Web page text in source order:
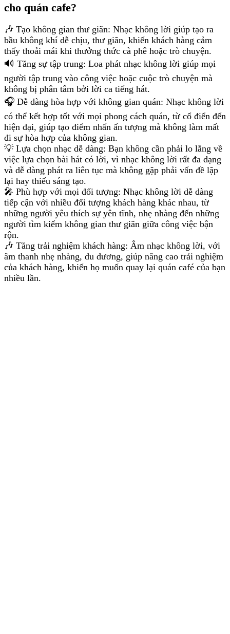
cho quán cafe?
🎶 Tạo không gian thư giãn: Nhạc không lời giúp tạo ra
bầu không khí dễ chịu, thư giãn, khiến khách hàng cảm
thấy thoải mái khi thưởng thức cà phê hoặc trò chuyện.
🔊 Tăng sự tập trung: Loa phát nhạc không lời giúp mọi
người tập trung vào công việc hoặc cuộc trò chuyện mà
không bị phân tâm bởi lời ca tiếng hát.
🎧 Dễ dàng hòa hợp với không gian quán: Nhạc không lời
có thể kết hợp tốt với mọi phong cách quán, từ cổ điển đến
hiện đại, giúp tạo điểm nhấn ấn tượng mà không làm mất
đi sự hòa hợp của không gian.
💡 Lựa chọn nhạc dễ dàng: Bạn không cần phải lo lắng về
việc lựa chọn bài hát có lời, vì nhạc không lời rất đa dạng
và dễ dàng phát ra liên tục mà không gặp phải vấn đề lặp
lại hay thiếu sáng tạo.
🎤 Phù hợp với mọi đối tượng: Nhạc không lời dễ dàng
tiếp cận với nhiều đối tượng khách hàng khác nhau, từ
những người yêu thích sự yên tĩnh, nhẹ nhàng đến những
người tìm kiếm không gian thư giãn giữa công việc bận
rộn.
🎶 Tăng trải nghiệm khách hàng: Âm nhạc không lời, với
âm thanh nhẹ nhàng, du dương, giúp nâng cao trải nghiệm
của khách hàng, khiến họ muốn quay lại quán café của bạn
nhiều lần.